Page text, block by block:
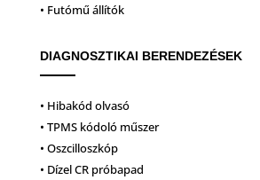
• Futómű állítók
DIAGNOSZTIKAI BERENDEZÉSEK
• Hibakód olvasó
• TPMS kódoló műszer
• Oszcilloszkóp
• Dízel CR próbapad